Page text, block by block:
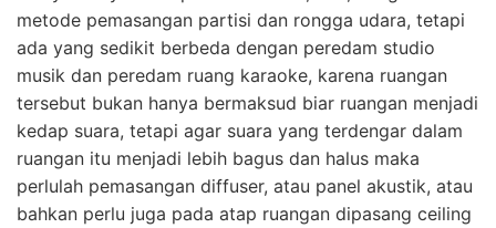
metode pemasangan partisi dan rongga udara, tetapi
ada yang sedikit berbeda dengan peredam studio
musik dan peredam ruang karaoke, karena ruangan
tersebut bukan hanya bermaksud biar ruangan menjadi
kedap suara, tetapi agar suara yang terdengar dalam
ruangan itu menjadi lebih bagus dan halus maka
perlulah pemasangan diffuser, atau panel akustik, atau
bahkan perlu juga pada atap ruangan dipasang ceiling